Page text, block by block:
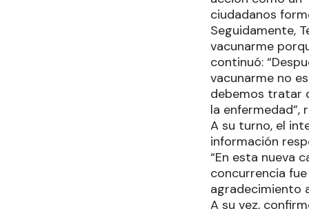
ciudadanos
Seguidamente,
vacunarme
continuó:
vacunarme no
debemos tratar
la enfermedad”,
A su turno, el
información
“En esta nueva
concurrencia
agradecimiento
A su vez,